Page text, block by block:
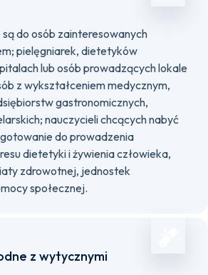
do osób zainteresowanych
pielęgniarek, dietetyków
lub osób prowadzących lokale
z wykształceniem medycznym,
gastronomicznych,
nauczycieli chcących nabyć
do prowadzenia
dietetyki i żywienia człowieka,
zdrowotnej, jednostek
społecznej.
z wytycznymi